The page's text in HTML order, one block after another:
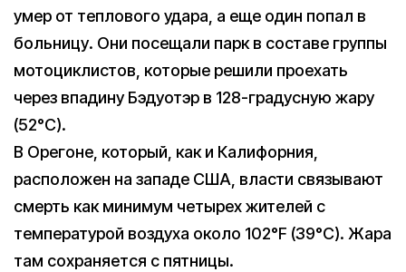
умер от теплового удара, а еще один попал в
больницу. Они посещали парк в составе группы
мотоциклистов, которые решили проехать
через впадину Бэдуотэр в 128-градусную жару
(52°C).
В Орегоне, который, как и Калифорния,
расположен на западе США, власти связывают
смерть как минимум четырех жителей с
температурой воздуха около 102°F (39°C). Жара
там сохраняется с пятницы.